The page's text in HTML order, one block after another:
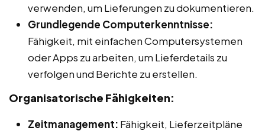
verwenden, um Lieferungen zu dokumentieren.
Grundlegende Computerkenntnisse:
Fähigkeit, mit einfachen Computersystemen
oder Apps zu arbeiten, um Lieferdetails zu
verfolgen und Berichte zu erstellen.
Organisatorische Fähigkeiten:
Zeitmanagement: Fähigkeit, Lieferzeitpläne